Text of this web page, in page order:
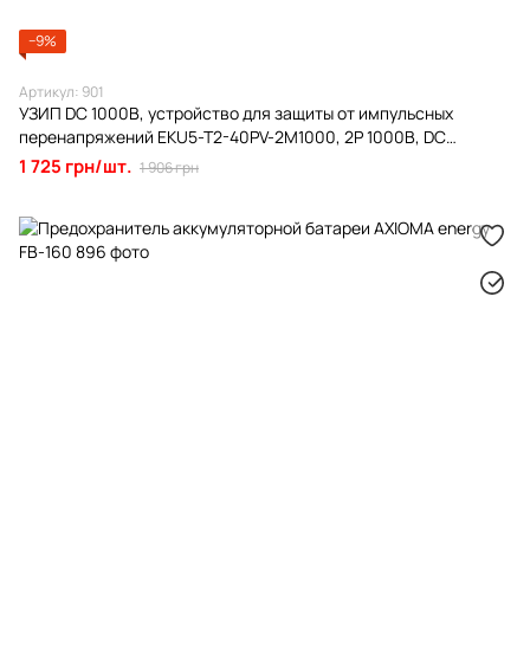
−9%
Артикул: 901
УЗИП DC 1000В, устройство для защиты от импульсных
перенапряжений EKU5-T2-40PV-2M1000, 2P 1000В, DC
(AXIOMA energy)
1 725 грн/шт. 1 906 грн